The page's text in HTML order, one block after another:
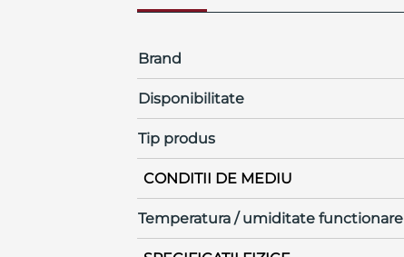
Brand
Disponibilitate
Tip produs
CONDITII DE MEDIU
Temperatura / umiditate functionare